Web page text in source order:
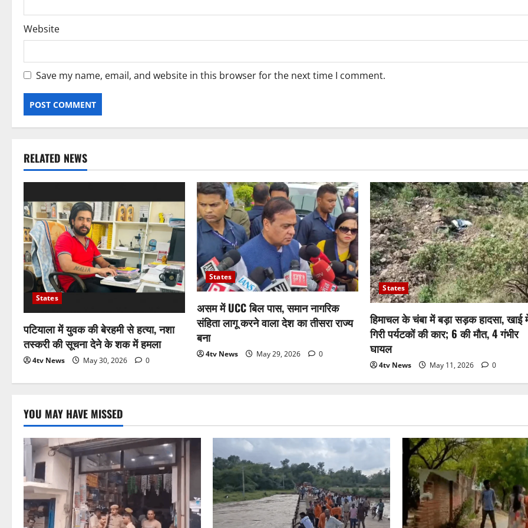
Website
Save my name, email, and website in this browser for the next time I comment.
RELATED NEWS
States
पटियाला में युवक की बेरहमी से हत्या, नशा
तस्करी की सूचना देने के शक में हमला
4tv News May 30, 2026 0
States
असम में UCC बिल पास, समान नागरिक
संहिता लागू करने वाला देश का तीसरा राज्य
बना
4tv News May 29, 2026 0
States
हिमाचल के चंबा में बड़ा सड़क हादसा, खाई
गिरी पर्यटकों की कार; 6 की मौत, 4 गंभीर
घायल
4tv News May 11, 2026 0
YOU MAY HAVE MISSED